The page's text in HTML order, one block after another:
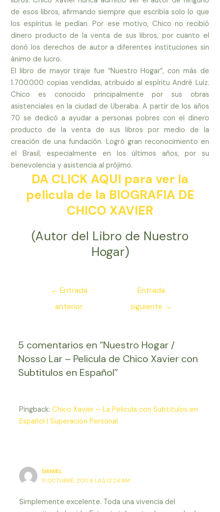
de esos libros, afirmando siempre que escribía solo lo que
los espíritus le pedían. Por ese motivo, Chico no recibió
dinero producto de la venta de sus libros, por cuanto el
donó los derechos de autor a diferentes instituciones sin
ánimo de lucro.
El libro de mayor tiraje fue “Nuestro Hogar”, con más de
1.700.000 copias vendidas, atribuido al espíritu André Luiz.
Chico es conocido principalmente por sus obras
asistenciales en la ciudad de Uberaba. A partir de los años
70 se dedicó a ayudar a personas pobres con el dinero
producto de la venta de sus libros por medio de la
creación de una fundación. Logró gran reconocimiento en
el Brasil, especialmente en los últimos años, por su
benevolencia y asistencia al prójimo.
DA CLICK AQUI para ver la
pelicula de la BIOGRAFIA DE
CHICO XAVIER
(Autor del Libro de Nuestro
Hogar)
Navegación
entradas
← Entrada
anterior
Entrada
siguiente →
5 comentarios en “Nuestro Hogar /
Nosso Lar – Pelicula de Chico Xavier con
Subtitulos en Español”
Pingback:Chico Xavier – La Pelicula con Subtitulos en
Español | Superacion Personal
DANIEL
11 OCTUBRE, 2011 A LAS 12:24 AM
Simplemente excelente. Toda una vivencia del